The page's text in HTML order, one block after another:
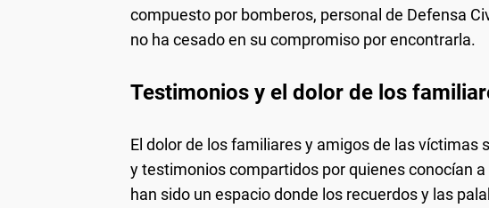
compuesto por bomberos, personal de Defensa
no ha cesado en su compromiso por encontrarla.
Testimonios y el dolor de los
El dolor de los familiares y amigos de las víctimas
y testimonios compartidos por quienes conocían
han sido un espacio donde los recuerdos y las